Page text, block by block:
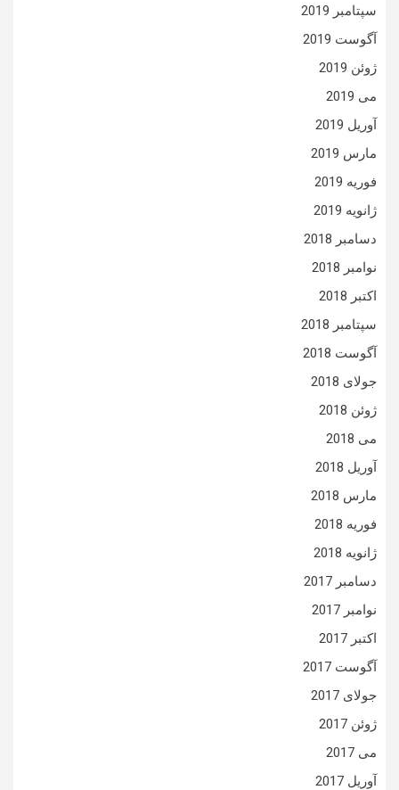
سپتامبر 2019
آگوست 2019
ژوئن 2019
می 2019
آوریل 2019
مارس 2019
فوریه 2019
ژانویه 2019
دسامبر 2018
نوامبر 2018
اکتبر 2018
سپتامبر 2018
آگوست 2018
جولای 2018
ژوئن 2018
می 2018
آوریل 2018
مارس 2018
فوریه 2018
ژانویه 2018
دسامبر 2017
نوامبر 2017
اکتبر 2017
آگوست 2017
جولای 2017
ژوئن 2017
می 2017
آوریل 2017